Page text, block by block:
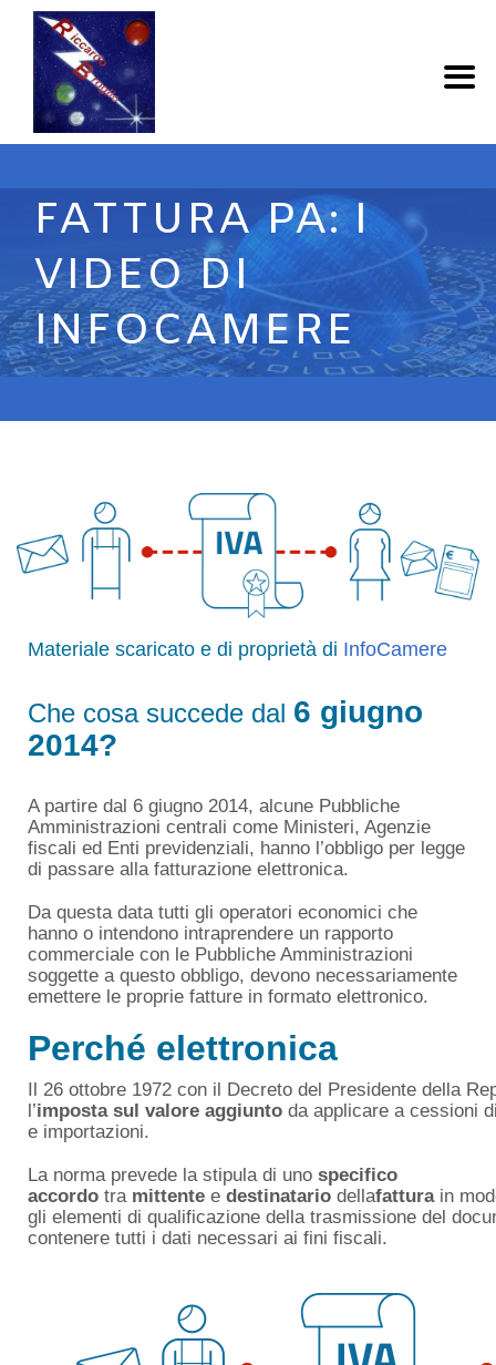
FATTURA PA: I
VIDEO DI
INFOCAMERE
Materiale scaricato e di proprietà di InfoCamere
Che cosa succede dal 6 giugno
2014?
A partire dal 6 giugno 2014, alcune Pubbliche
Amministrazioni centrali come Ministeri, Agenzie
fiscali ed Enti previdenziali, hanno l’obbligo per legge
di passare alla fatturazione elettronica.
Da questa data tutti gli operatori economici che
hanno o intendono intraprendere un rapporto
commerciale con le Pubbliche Amministrazioni
soggette a questo obbligo, devono necessariamente
emettere le proprie fatture in formato elettronico.
Perché elettronica
Il 26 ottobre 1972 con il Decreto del Presidente della
l’imposta sul valore aggiunto da applicare a cessioni
e importazioni.
La norma prevede la stipula di uno specifico
accordo tra mittente e destinatario dellafatturain
gli elementi di qualificazione della trasmissione del
contenere tutti i dati necessari ai fini fiscali.